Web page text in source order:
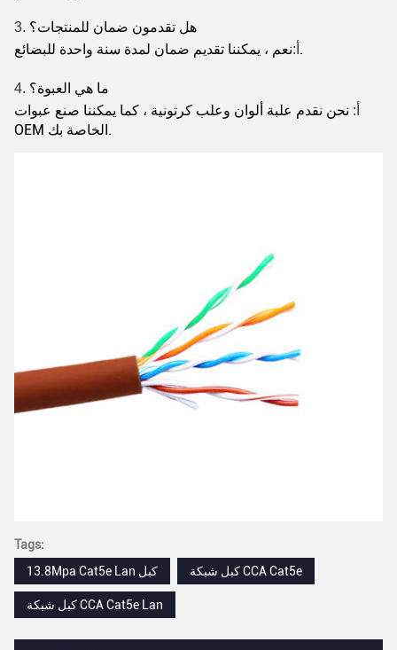
3. هل تقدمون ضمان للمنتجات؟
أ: نعم ، يمكننا تقديم ضمان لمدة سنة واحدة للبضائع.
4. ما هي العبوة؟
أ: نحن نقدم علبة ألوان وعلب كرتونية ، كما يمكننا صنع عبوات
OEM الخاصة بك.
Tags:
13.8Mpa Cat5e Lan كبل
كبل شبكة CCA Cat5e
كبل شبكة CCA Cat5e Lan